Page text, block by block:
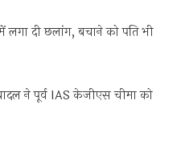
लगा दी छलांग, बचाने को पति भी
ने पूर्व IAS केजीएस चीमा को